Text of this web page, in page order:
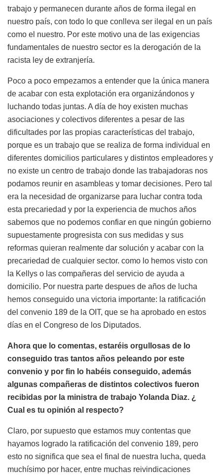
trabajo y permanecen durante años de forma ilegal en
nuestro país, con todo lo que conlleva ser ilegal en un país
como el nuestro. Por este motivo una de las exigencias
fundamentales de nuestro sector es la derogación de la
racista ley de extranjería.
Poco a poco empezamos a entender que la única manera
de acabar con esta explotación era organizándonos y
luchando todas juntas. A día de hoy existen muchas
asociaciones y colectivos diferentes a pesar de las
dificultades por las propias características del trabajo,
porque es un trabajo que se realiza de forma individual en
diferentes domicilios particulares y distintos empleadores y
no existe un centro de trabajo donde las trabajadoras nos
podamos reunir en asambleas y tomar decisiones. Pero tal
era la necesidad de organizarse para luchar contra toda
esta precariedad y por la experiencia de muchos años
sabemos que no podemos confiar en que ningún gobierno
supuestamente progresista con sus medidas y sus
reformas quieran realmente dar solución y acabar con la
precariedad de cualquier sector. como lo hemos visto con
la Kellys o las compañeras del servicio de ayuda a
domicilio. Por nuestra parte despues de años de lucha
hemos conseguido una victoria importante: la ratificación
del convenio 189 de la OIT, que se ha aprobado en estos
días en el Congreso de los Diputados.
Ahora que lo comentas, estaréis orgullosas de lo
conseguido tras tantos años peleando por este
convenio y por fin lo habéis conseguido, además
algunas compañeras de distintos colectivos fueron
recibidas por la ministra de trabajo Yolanda Diaz. ¿
Cual es tu opinión al respecto?
Claro, por supuesto que estamos muy contentas que
hayamos logrado la ratificación del convenio 189, pero
esto no significa que sea el final de nuestra lucha, queda
muchísimo por hacer, entre muchas reivindicaciones